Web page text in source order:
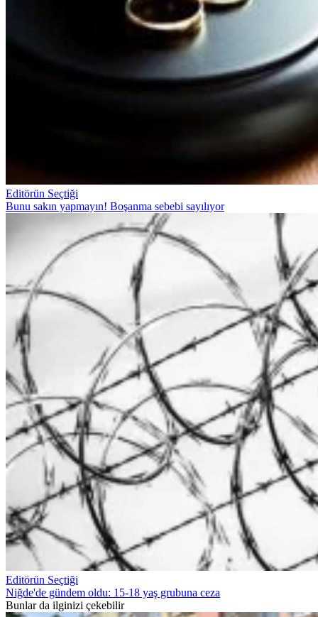
Editörün Seçtiği
Bunu sakın yapmayın! Boşanma sebebi sayılıyor
Editörün Seçtiği
Niğde'de gündem oldu: 15-18 yaş grubuna ceza
Bunlar da ilginizi çekebilir